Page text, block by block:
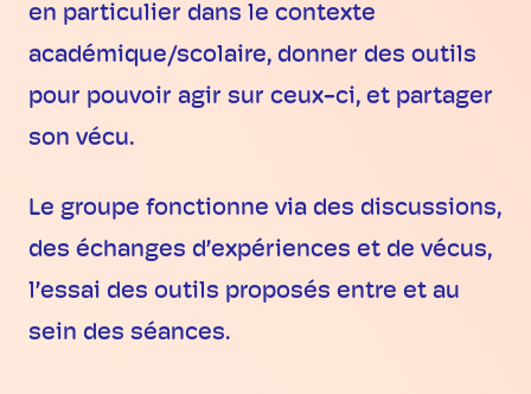
en particulier dans le contexte
académique/scolaire, donner des outils
pour pouvoir agir sur ceux-ci, et partager
son vécu.
Le groupe fonctionne via des discussions,
des échanges d’expériences et de vécus,
l’essai des outils proposés entre et au
sein des séances.